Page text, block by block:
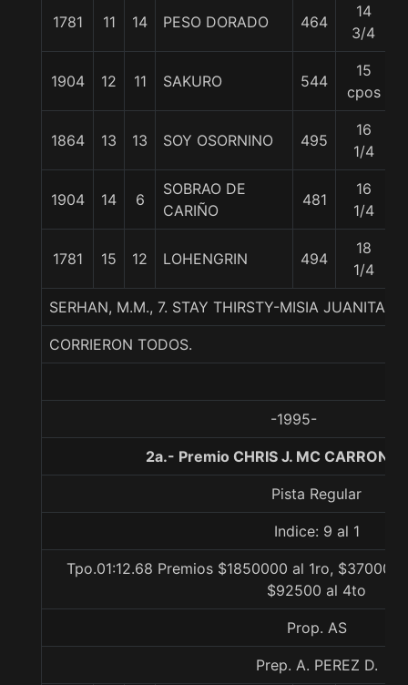
1781 11 14 PESO DORADO 464
14
3/4
1904 12 11 SAKURO 544
15
cpos
1864 13 13 SOY OSORNINO 495
16
1/4
1904 14 6
SOBRAO DE
CARIÑO
481
16
1/4
1781 15 12 LOHENGRIN 494
18
1/4
SERHAN, M.M., 7. STAY THIRSTY-MISIA JUANITA-
CORRIERON TODOS.
-1995-
2a.- Premio CHRIS J. MC CARRON,
Pista Regular
Indice: 9 al 1
Tpo.01:12.68 Premios $1850000 al 1ro,
$92500 al 4to
Prop. AS
Prep. A. PEREZ D.